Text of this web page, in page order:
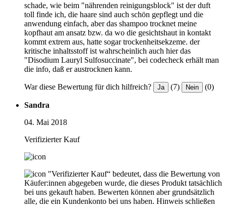
schade, wie beim "nährenden reinigungsblock" ist der duft
toll finde ich, die haare sind auch schön gepflegt und die
anwendung einfach, aber das shampoo trocknet meine
kopfhaut am ansatz bzw. da wo die gesichtshaut in kontakt
kommt extrem aus, hatte sogar trockenheitsekzeme. der
kritische inhaltsstoff ist wahrscheinlich auch hier das
"Disodium Lauryl Sulfosuccinate", bei codecheck erhält man
die info, daß er austrocknen kann.
War diese Bewertung für dich hilfreich? Ja (7) Nein (0)
Sandra
04. Mai 2018
Verifizierter Kauf
"Verifizierter Kauf“ bedeutet, dass die Bewertung von
Käufer:innen abgegeben wurde, die dieses Produkt tatsächlich
bei uns gekauft haben. Bewerten können aber grundsätzlich
alle, die ein Kundenkonto bei uns haben. Hinweis schließen